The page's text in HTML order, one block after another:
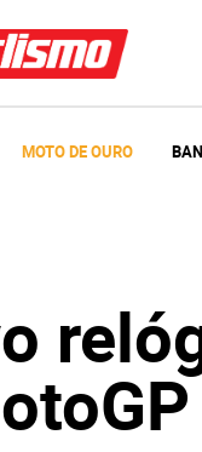
MOTO DE OURO